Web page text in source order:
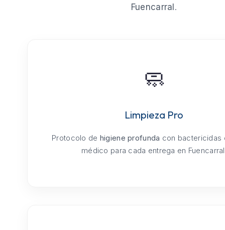
Fuencarral .
🧼
Limpieza Pro
Protocolo de higiene profunda con bactericidas
médico para cada entrega en